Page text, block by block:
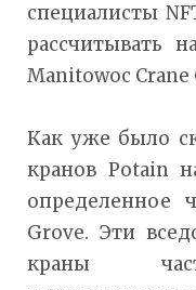
специалисты
рассчитывать
Manitowoc Crane
Как уже было
кранов Potain
определенное
Grove. Эти
краны